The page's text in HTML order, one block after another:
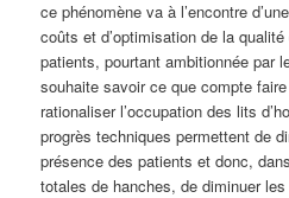
ce phénomène va à l’encontre
coûts et d’optimisation de la
patients, pourtant ambitionnée par
souhaite savoir ce que compte
rationaliser l’occupation des lits
progrès techniques permettent de
présence des patients et donc,
totales de hanches, de diminuer